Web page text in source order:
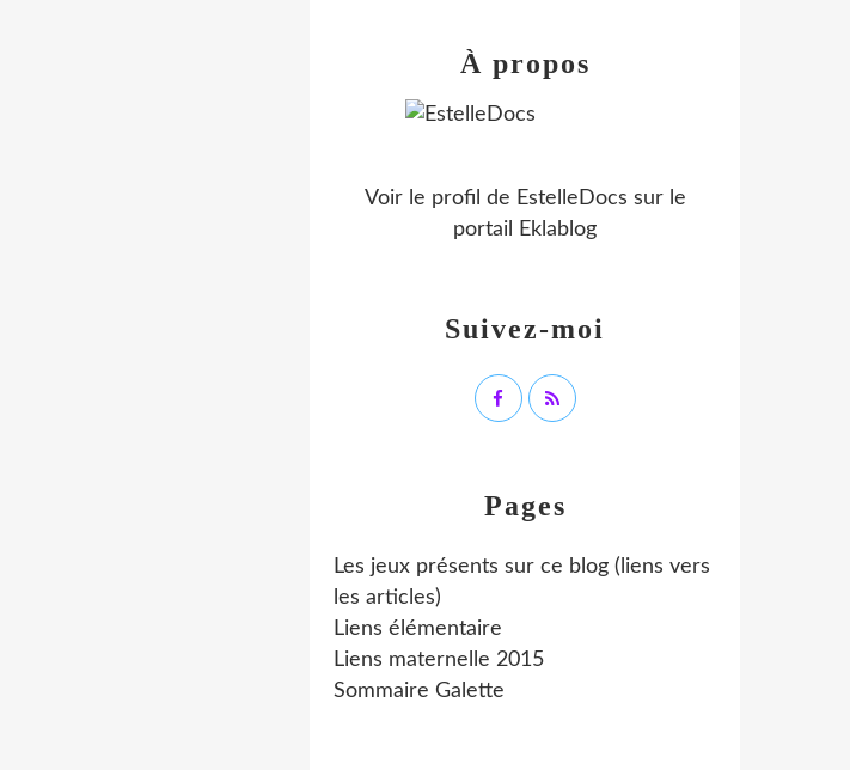
Pages
Les jeux présents sur ce blog (liens vers
les articles)
Liens élémentaire
Liens maternelle 2015
Sommaire Galette
Suivez-moi
À propos
Voir le profil de EstelleDocs sur le
portail Eklablog